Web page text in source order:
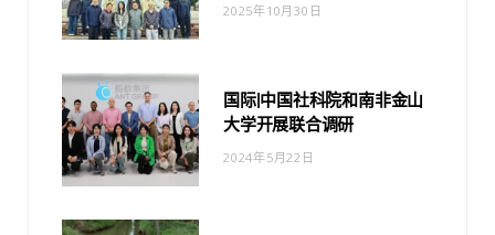
2025年10月30日
国际|中国社科院和南非金山
大学开展联合调研
2024年5月22日